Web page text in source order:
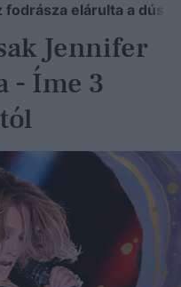
fodrásza elárulta a dús
Jennifer
- Íme 3